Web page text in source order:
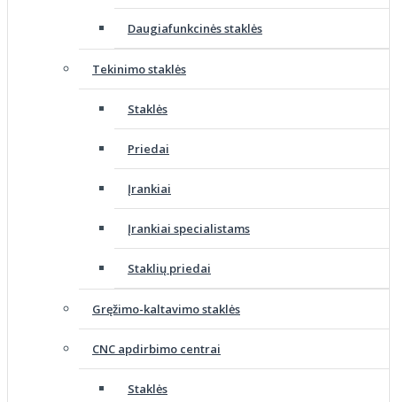
Daugiafunkcinės staklės
Tekinimo staklės
Staklės
Priedai
Įrankiai
Įrankiai specialistams
Staklių priedai
Gręžimo-kaltavimo staklės
CNC apdirbimo centrai
Staklės